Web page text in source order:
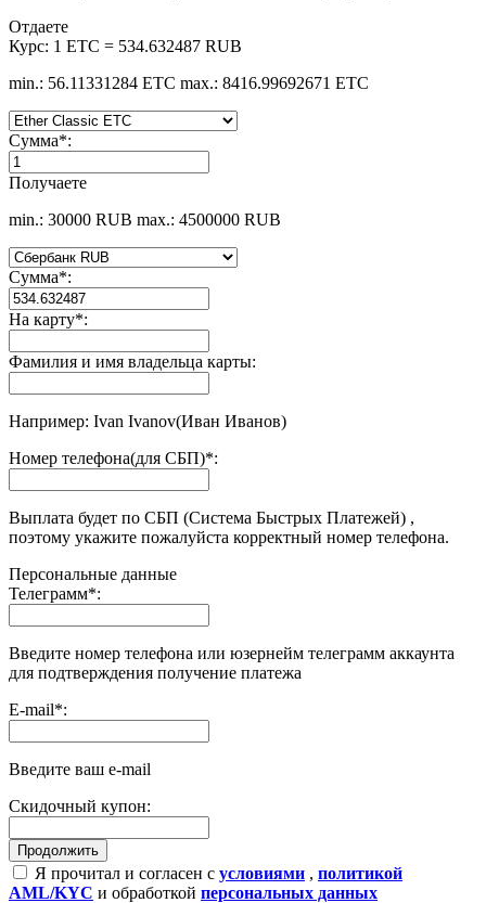
Отдаете
Курс: 1 ETC = 534.632487 RUB
min.: 56.11331284 ETC max.: 8416.99692671 ETC
Сумма*:
Получаете
min.: 30000 RUB max.: 4500000 RUB
Сумма*:
На карту*:
Фамилия и имя владельца карты:
Например: Ivan Ivanov(Иван Иванов)
Номер телефона(для СБП)*:
Выплата будет по СБП (Система Быстрых Платежей) ,
поэтому укажите пожалуйста корректный номер телефона.
Персональные данные
Телеграмм*:
Введите номер телефона или юзернейм телеграмм аккаунта
для подтверждения получение платежа
E-mail*:
Введите ваш e-mail
Скидочный купон:
Я прочитал и согласен с условиями , политикой
AML/KYC и обработкой персональных данных